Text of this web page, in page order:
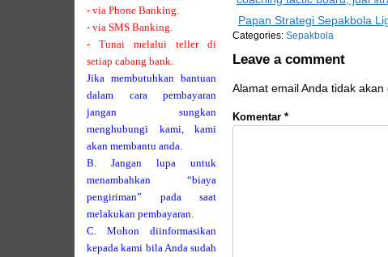
Papan Strategi Sepakbola
Categories: Sepakbola
Leave a comment
Alamat email Anda tidak akan
Komentar *
- via Phone Banking.
- via SMS Banking.
- Tunai melalui teller di
setiap cabang bank.
Jika membutuhkan bantuan
dalam cara pembayaran
jangan sungkan
menghubungi kami, kami
akan membantu anda.
B. Jangan lupa untuk
menambahkan “biaya
pengiriman” pada saat
melakukan pembayaran.
C. Mohon diinformasikan
kepada kami bila Anda sudah